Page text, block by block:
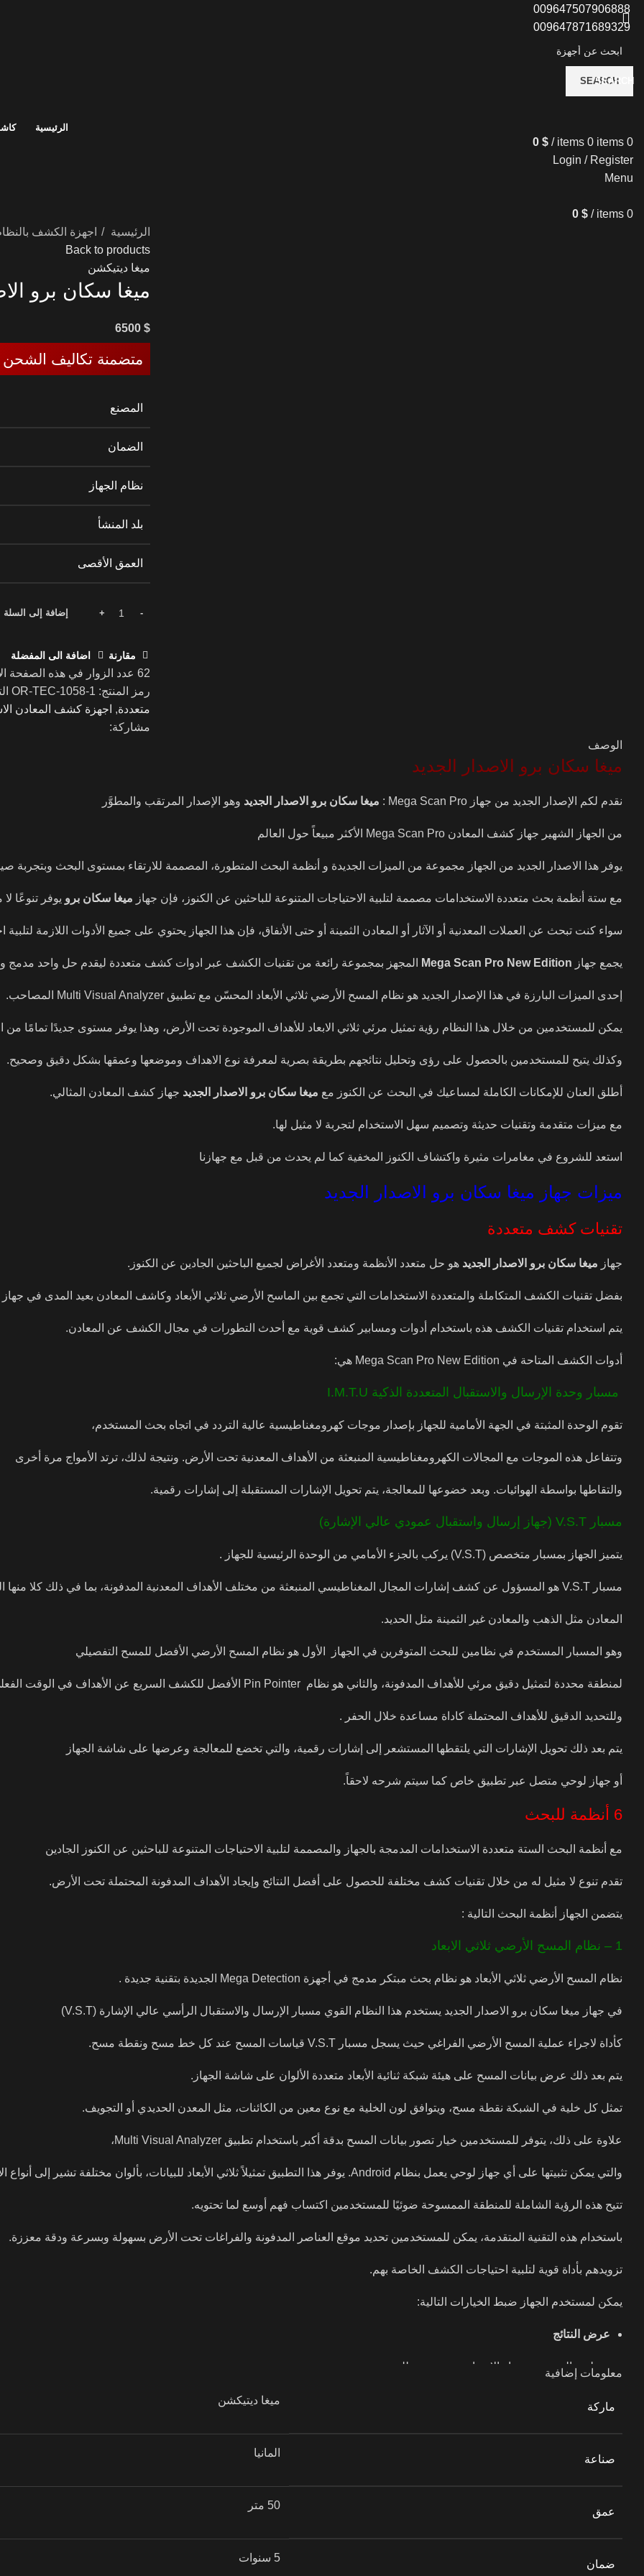
009647507906888
009647871689329
SEARCH
الرئيسية
0
items 0 items
/
0 $
Login / Register
Menu
0
items
/
0 $
الرئيسية
اجهزة الكشف
Back to products
ميغا ديتيكشن
ميغا سكان برو
6500 $
متضمنة تكاليف الشحن
المصنع
الضمان
نظام الجهاز
بلد المنشأ
العمق الأقصى
إضافة إلى السلة
مقارنة اضافة الى المفضلة
62 عدد الزوار في هذه الصفحة
رمز المنتج: OR-TEC-1058-1
متعددة, اجهزة كشف المعادن
مشاركة:
الوصف
ميغا سكان برو الاصدار الجديد
نقدم لكم الإصدار الجديد من جهاز Mega Scan Pro : ميغا سكان برو الاصدار الجديد وهو الإصدار المرتقب والمطوَّر
من الجهاز الشهير جهاز كشف المعادن Mega Scan Pro الأكثر مبيعاً حول العالم
يوفر هذا الاصدار الجديد من الجهاز مجموعة من الميزات الجديدة و أنظمة البحث المتطورة، المصممة للارتقاء بمستوى البحث وبتجربة
مع ستة أنظمة بحث متعددة الاستخدامات مصممة لتلبية الاحتياجات المتنوعة للباحثين عن الكنوز، فإن جهاز ميغا سكان برو يوفر تنوعًا
سواء كنت تبحث عن العملات المعدنية أو الآثار أو المعادن الثمينة أو حتى الأنفاق، فإن هذا الجهاز يحتوي على جميع الأدوات اللازمة لتلبية
يجمع جهاز Mega Scan Pro New Edition المجهز بمجموعة رائعة من تقنيات الكشف عبر ادوات كشف متعددة ليقدم حل واحد مدمج
إحدى الميزات البارزة في هذا الإصدار الجديد هو نظام المسح الأرضي ثلاثي الأبعاد المحسّن مع تطبيق Multi Visual Analyzer المصاحب.
يمكن للمستخدمين من خلال هذا النظام رؤية تمثيل مرئي ثلاثي الابعاد للأهداف الموجودة تحت الأرض، وهذا يوفر مستوى جديدًا تمامًا من
وكذلك يتيح للمستخدمين بالحصول على رؤى وتحليل نتائجهم بطريقة بصرية لمعرفة نوع الاهداف وموضعها وعمقها بشكل دقيق وصحيح.
أطلق العنان للإمكانات الكاملة لمساعيك في البحث عن الكنوز مع ميغا سكان برو الاصدار الجديد جهاز كشف المعادن المثالي.
مع ميزات متقدمة وتقنيات حديثة وتصميم سهل الاستخدام لتجربة لا مثيل لها.
استعد للشروع في مغامرات مثيرة واكتشاف الكنوز المخفية كما لم يحدث من قبل مع جهازنا
ميزات جهاز ميغا سكان برو الاصدار الجديد
تقنيات كشف متعددة
جهاز ميغا سكان برو الاصدار الجديد هو حل متعدد الأنظمة ومتعدد الأغراض لجميع الباحثين الجادين عن الكنوز.
بفضل تقنيات الكشف المتكاملة والمتعددة الاستخدامات التي تجمع بين الماسح الأرضي ثلاثي الأبعاد وكاشف المعادن بعيد المدى في
يتم استخدام تقنيات الكشف هذه باستخدام أدوات ومسابير كشف قوية مع أحدث التطورات في مجال الكشف عن المعادن.
أدوات الكشف المتاحة في Mega Scan Pro New Edition هي:
مسبار وحدة الإرسال والاستقبال المتعددة الذكية I.M.T.U
تقوم الوحدة المثبتة في الجهة الأمامية للجهاز بإصدار موجات كهرومغناطيسية عالية التردد في اتجاه بحث المستخدم،
وتتفاعل هذه الموجات مع المجالات الكهرومغناطيسية المنبعثة من الأهداف المعدنية تحت الأرض. ونتيجة لذلك، ترتد الأمواج مرة أخرى
والتقاطها بواسطة الهوائيات. وبعد خضوعها للمعالجة، يتم تحويل الإشارات المستقبلة إلى إشارات رقمية.
مسبار V.S.T (جهاز إرسال واستقبال عمودي عالي الإشارة)
يتميز الجهاز بمسبار متخصص (V.S.T) يركب بالجزء الأمامي من الوحدة الرئيسية للجهاز .
مسبار V.S.T هو المسؤول عن كشف إشارات المجال المغناطيسي المنبعثة من مختلف الأهداف المعدنية المدفونة، بما في ذلك كلا منها الثمينة
المعادن مثل الذهب والمعادن غير الثمينة مثل الحديد.
وهو المسبار المستخدم في نظامين للبحث المتوفرين في الجهاز الأول هو نظام المسح الأرضي الأفضل للمسح التفصيلي
لمنطقة محددة لتمثيل دقيق مرئي للأهداف المدفونة، والثاني هو نظام Pin Pointer الأفضل للكشف السريع عن الأهداف في الوقت الفعلي
وللتحديد الدقيق للأهداف المحتملة كاداة مساعدة خلال الحفر .
يتم بعد ذلك تحويل الإشارات التي يلتقطها المستشعر إلى إشارات رقمية، والتي تخضع للمعالجة وعرضها على شاشة الجهاز
أو جهاز لوحي متصل عبر تطبيق خاص كما سيتم شرحه لاحقاً.
6 أنظمة للبحث
مع أنظمة البحث الستة متعددة الاستخدامات المدمجة بالجهاز والمصممة لتلبية الاحتياجات المتنوعة للباحثين عن الكنوز الجادين
تقدم تنوع لا مثيل له من خلال تقنيات كشف مختلفة للحصول على أفضل النتائج وإيجاد الأهداف المدفونة المحتملة تحت الأرض.
يتضمن الجهاز أنظمة البحث التالية :
1 – نظام المسح الأرضي ثلاثي الابعاد
نظام المسح الأرضي ثلاثي الأبعاد هو نظام بحث مبتكر مدمج في أجهزة Mega Detection الجديدة بتقنية جديدة .
في جهاز ميغا سكان برو الاصدار الجديد يستخدم هذا النظام القوي مسبار الإرسال والاستقبال الرأسي عالي الإشارة (V.S.T)
كأداة لاجراء عملية المسح الأرضي الفراغي حيث يسجل مسبار V.S.T قياسات المسح عند كل خط مسح ونقطة مسح.
يتم بعد ذلك عرض بيانات المسح على هيئة شبكة ثنائية الأبعاد متعددة الألوان على شاشة الجهاز.
تمثل كل خلية في الشبكة نقطة مسح، ويتوافق لون الخلية مع نوع معين من الكائنات، مثل المعدن الحديدي أو التجويف.
علاوة على ذلك، يتوفر للمستخدمين خيار تصور بيانات المسح بدقة أكبر باستخدام تطبيق Multi Visual Analyzer،
والتي يمكن تثبيتها على أي جهاز لوحي يعمل بنظام Android. يوفر هذا التطبيق تمثيلاً ثلاثي الأبعاد للبيانات، بألوان مختلفة تشير إلى أنواع الأهداف المختلفة.
تتيح هذه الرؤية الشاملة للمنطقة الممسوحة ضوئيًا للمستخدمين اكتساب فهم أوسع لما تحتويه.
باستخدام هذه التقنية المتقدمة، يمكن للمستخدمين تحديد موقع العناصر المدفونة والفراغات تحت الأرض بسهولة وبسرعة ودقة معززة.
تزويدهم بأداة قوية لتلبية احتياجات الكشف الخاصة بهم.
يمكن لمستخدم الجهاز ضبط الخيارات التالية:
عرض النتائج
لدى المستخدم خيار الاختيار بين وضعين للعرض:
في هذا الوضع، يقوم الجهاز بعرض نتائج المسح على شاشة الجهاز مباشرة
الكمبيوتر اللوحي:
وضع البحث
معلومات إضافية
ماركة
ميغا ديتيكشن
صناعة
المانيا
عمق
50 متر
ضمان
5 سنوات
SEARCH